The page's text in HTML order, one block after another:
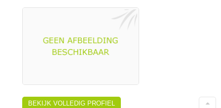
BEKIJK VOLLEDIG PROFIEL